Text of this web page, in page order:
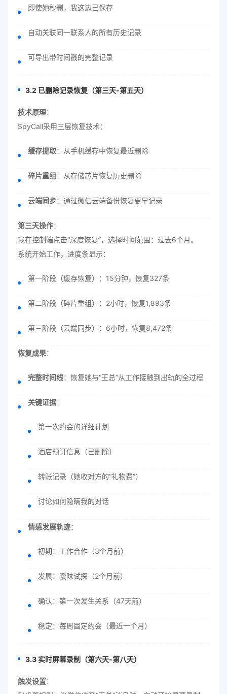
即使她秒删，我这边已保存
自动关联同一联系人的所有历史记录
可导出带时间戳的完整记录
3.2 已删除记录恢复（第三天-第五天）
技术原理：
SpyCall采用三层恢复技术：
缓存提取：从手机缓存中恢复最近删除
碎片重组：从存储芯片恢复历史删除
云端同步：通过微信云端备份恢复更早记录
第三天操作：
我在控制端点击“深度恢复”，选择时间范围：过去6个月。
系统开始工作，进度条显示：
第一阶段（缓存恢复）：15分钟，恢复327条
第二阶段（碎片重组）：2小时，恢复1,893条
第三阶段（云端同步）：6小时，恢复8,472条
恢复成果：
完整时间线：恢复她与“王总”从工作接触到出轨的全过程
关键证据：
第一次约会的详细计划
酒店预订信息（已删除）
转账记录（她收对方的“礼物费”）
讨论如何隐瞒我的对话
情感发展轨迹：
初期：工作合作（3个月前）
发展：暧昧试探（2个月前）
确认：第一次发生关系（47天前）
稳定：每周固定约会（最近一个月）
3.3 实时屏幕录制（第六天-第八天）
触发设置：